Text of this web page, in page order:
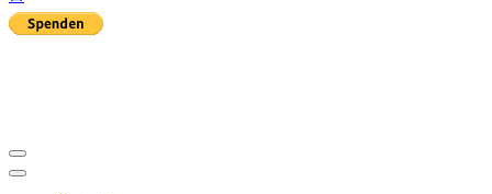
Navigationsmenü
Navigationsmenü